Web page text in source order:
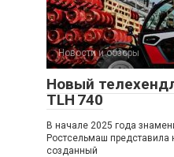
Новости и обзоры
Новый
TLH 740
В начале 2025 года
Ростсельмаш представила
созданный